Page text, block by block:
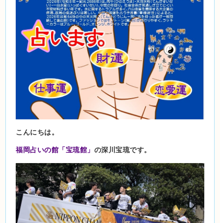
こんにちは。
福岡占いの館「宝琉館」 の深川宝琉です。